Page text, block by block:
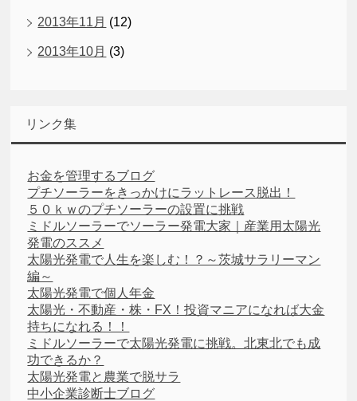
2013年11月 (12)
2013年10月 (3)
リンク集
お金を管理するブログ
プチソーラーをきっかけにラットレース脱出！
５０ｋｗのプチソーラーの設置に挑戦
ミドルソーラーでソーラー発電大家｜産業用太陽光
発電のススメ
太陽光発電で人生を楽しむ！？～茨城サラリーマン
編～
太陽光発電で個人年金
太陽光・不動産・株・FX！投資マニアになれば大金
持ちになれる！！
ミドルソーラーで太陽光発電に挑戦。北東北でも成
功できるか？
太陽光発電と農業で脱サラ
中小企業診断士ブログ